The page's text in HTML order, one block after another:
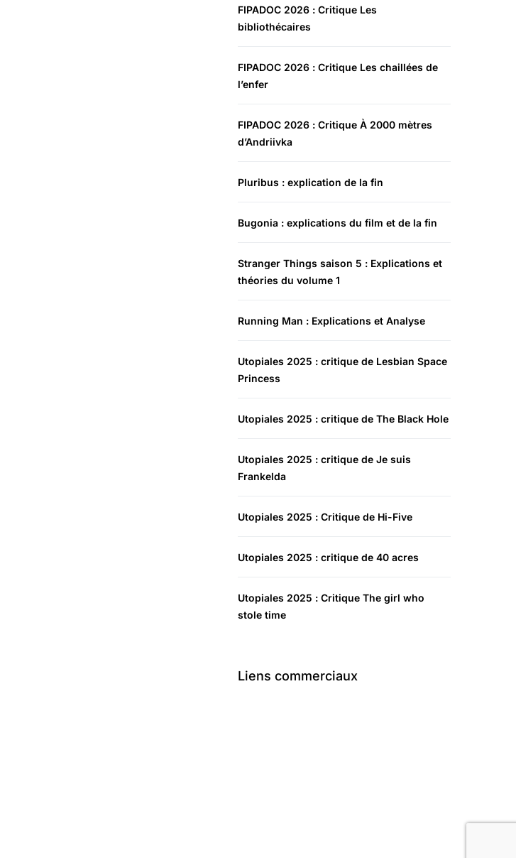
FIPADOC 2026 : Critique Les
bibliothécaires
FIPADOC 2026 : Critique Les chaillées de
l’enfer
FIPADOC 2026 : Critique À 2000 mètres
d’Andriivka
Pluribus : explication de la fin
Bugonia : explications du film et de la fin
Stranger Things saison 5 : Explications et
théories du volume 1
Running Man : Explications et Analyse
Utopiales 2025 : critique de Lesbian Space
Princess
Utopiales 2025 : critique de The Black Hole
Utopiales 2025 : critique de Je suis
Frankelda
Utopiales 2025 : Critique de Hi-Five
Utopiales 2025 : critique de 40 acres
Utopiales 2025 : Critique The girl who
stole time
Liens commerciaux